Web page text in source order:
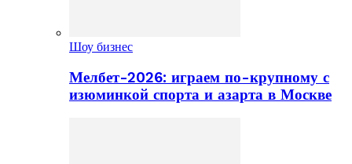
Шоу бизнес
Мелбет-2026: играем по-крупному с
изюминкой спорта и азарта в Москве